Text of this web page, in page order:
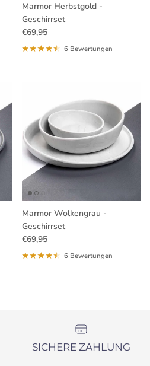
Marmor Herbstgold -
Geschirrset
Normaler Preis
€69,95
6 Bewertungen
Marmor Wolkengrau -
Geschirrset
Normaler Preis
€69,95
6 Bewertungen
SICHERE ZAHLUNG